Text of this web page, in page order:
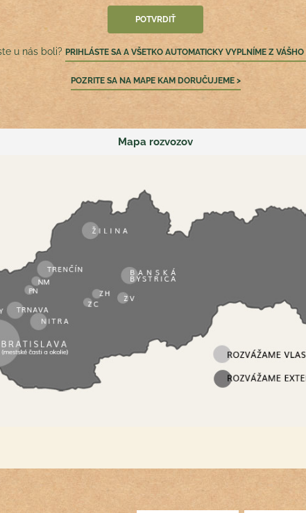
u nás boli? PRIHLÁSTE SA A VŠETKO AUTOMATICKY VYPLNÍME Z
POZRITE SA NA MAPE KAM DORUČUJEME >
Mapa rozvozov